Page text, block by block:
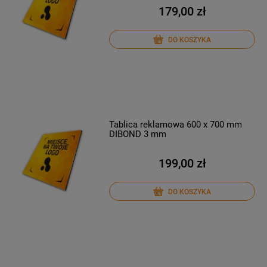
179,00 zł
DO KOSZYKA
Tablica reklamowa 600 x 700 mm
DIBOND 3 mm
199,00 zł
DO KOSZYKA